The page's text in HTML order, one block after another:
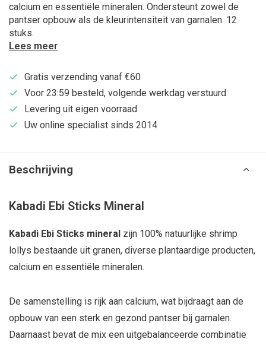
calcium en essentiële mineralen. Ondersteunt zowel de
pantser opbouw als de kleurintensiteit van garnalen. 12
stuks.
Lees meer
Gratis verzending vanaf €60
Voor 23:59 besteld, volgende werkdag verstuurd
Levering uit eigen voorraad
Uw online specialist sinds 2014
Beschrijving
Kabadi Ebi Sticks Mineral
Kabadi Ebi Sticks mineral zijn 100% natuurlijke shrimp
lollys bestaande uit granen, diverse plantaardige producten,
calcium en essentiële mineralen.
De samenstelling is rijk aan calcium, wat bijdraagt aan de
opbouw van een sterk en gezond pantser bij garnalen.
Daarnaast bevat de mix een uitgebalanceerde combinatie